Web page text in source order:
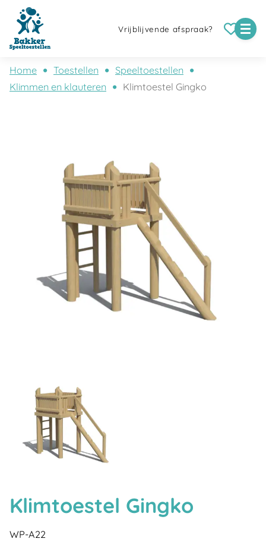
Vrijblijvende afspraak?
Home Toestellen
Speeltoestellen
Klimmen en klauteren
Klimtoestel Gingko
Klimtoestel Gingko
WP-A22